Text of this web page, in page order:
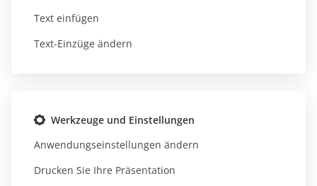
Text einfügen
Text-Einzüge ändern
Werkzeuge und Einstellungen
Anwendungseinstellungen ändern
Drucken Sie Ihre Präsentation